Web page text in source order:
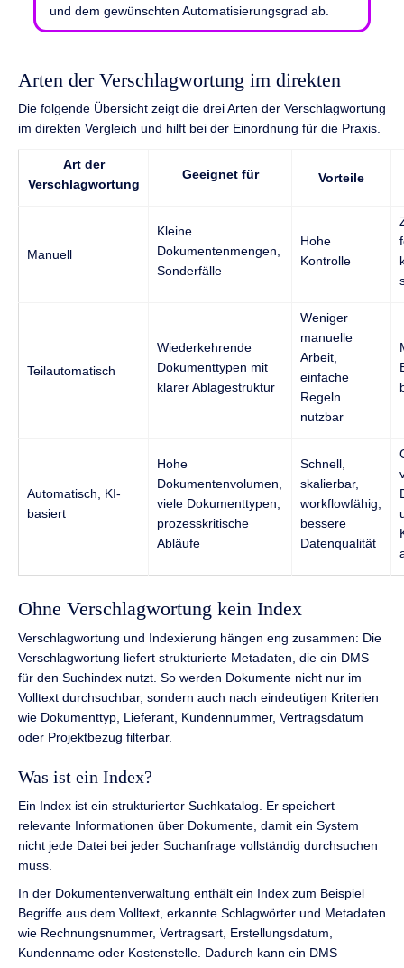
und dem gewünschten Automatisierungsgrad ab.
Arten der Verschlagwortung im direkten
Die folgende Übersicht zeigt die drei Arten der Verschlagwortung
im direkten Vergleich und hilft bei der Einordnung für die Praxis.
Art der
Verschlagwortung
Geeignet für Vorteile
Manuell
Kleine
Dokumentenmengen,
Sonderfälle
Hohe
Kontrolle
Teilautomatisch
Wiederkehrende
Dokumenttypen mit
klarer Ablagestruktur
Weniger
manuelle
Arbeit,
einfache
Regeln
nutzbar
Automatisch, KI-
basiert
Hohe
Dokumentenvolumen,
viele Dokumenttypen,
prozesskritische
Abläufe
Schnell,
skalierbar,
workflowfähig,
bessere
Datenqualität
Ohne Verschlagwortung kein Index
Verschlagwortung und Indexierung hängen eng zusammen: Die
Verschlagwortung liefert strukturierte Metadaten, die ein DMS
für den Suchindex nutzt. So werden Dokumente nicht nur im
Volltext durchsuchbar, sondern auch nach eindeutigen Kriterien
wie Dokumenttyp, Lieferant, Kundennummer, Vertragsdatum
oder Projektbezug filterbar.
Was ist ein Index?
Ein Index ist ein strukturierter Suchkatalog. Er speichert
relevante Informationen über Dokumente, damit ein System
nicht jede Datei bei jeder Suchanfrage vollständig durchsuchen
muss.
In der Dokumentenverwaltung enthält ein Index zum Beispiel
Begriffe aus dem Volltext, erkannte Schlagwörter und Metadaten
wie Rechnungsnummer, Vertragsart, Erstellungsdatum,
Kundenname oder Kostenstelle. Dadurch kann ein DMS